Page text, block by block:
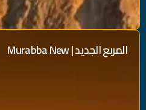
المربعالجديد|
New
Murabba